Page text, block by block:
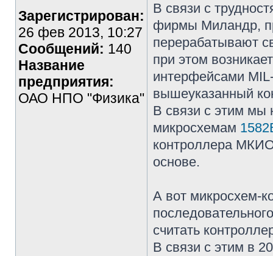
Зарегистрирован:
26 фев 2013, 10:27
Сообщений: 140
Название
предприятия:
ОАО НПО "Физика"
В связи с
фирмы Миландр,
перерабатывают
при этом
интерфейсами
вышеуказанный
В связи с этим мы
микросхемам
контроллера
основе.
А вот микросхем-
считать
В связи с этим в